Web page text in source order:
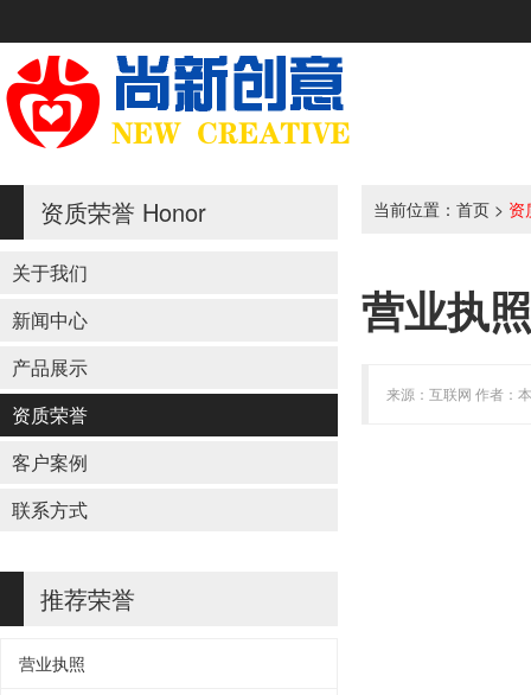
资质荣誉 Honor
关于我们
新闻中心
产品展示
资质荣誉
客户案例
联系方式
推荐荣誉
营业执照
当前位置： 首页 > 资
营业执照
来源：互联网 作者：